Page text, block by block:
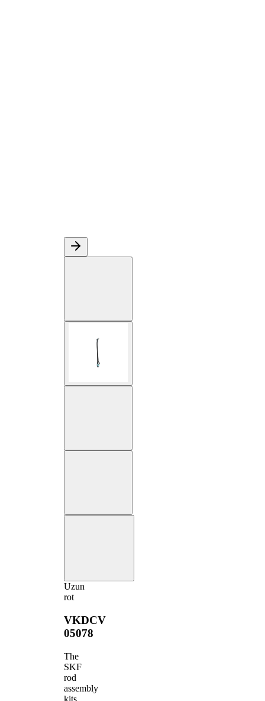
Uzun
rot
VKDCV
05078
The
SKF
rod
assembly
kits